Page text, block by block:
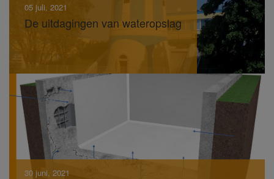
05 juli, 2021
De uitdagingen van wateropslag
30 juni, 2021